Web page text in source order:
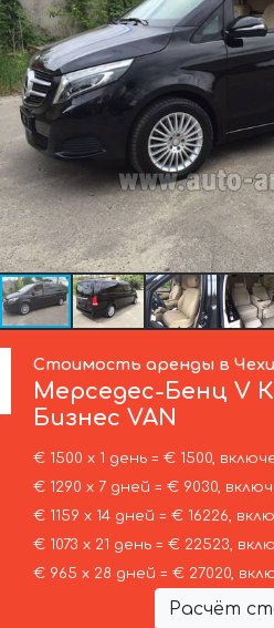
Стоимость аренды в
Мерседес-Бенц V
Бизнес VAN
€ 1500 х 1 день = € 1500,
€ 1290 х 7 дней = € 9030,
€ 1159 х 14 дней = € 16226,
€ 1073 х 21 день = € 22523,
€ 965 х 28 дней = € 27020,
Расчёт